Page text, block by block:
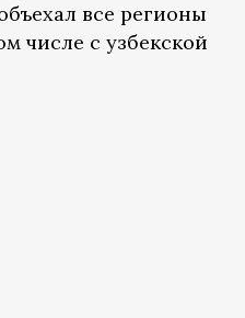
все регионы
числе с узбекской